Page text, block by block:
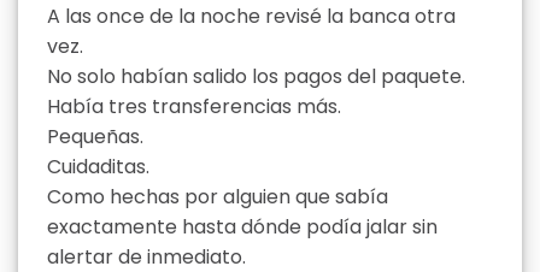
A las once de la noche revisé la banca otra
vez.
No solo habían salido los pagos del paquete.
Había tres transferencias más.
Pequeñas.
Cuidaditas.
Como hechas por alguien que sabía
exactamente hasta dónde podía jalar sin
alertar de inmediato.